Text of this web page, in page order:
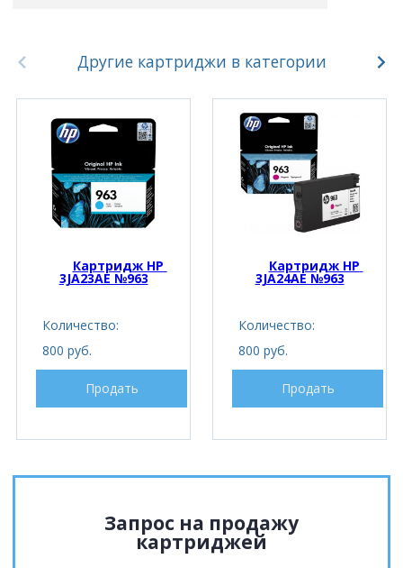
Другие картриджи в категории
Картридж HP
3JA23AE №963
Количество:
800 руб.
Продать
Картридж HP
3JA24AE №963
Количество:
800 руб.
Продать
Запрос на продажу
картриджей